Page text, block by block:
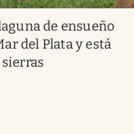
de ensueño
del Plata y está